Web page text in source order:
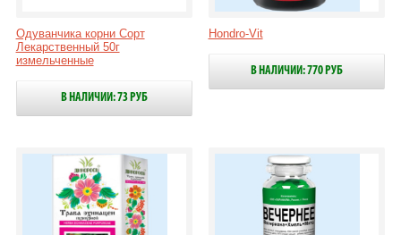
Одуванчика корни Сорт
Лекарственный 50г
измельченные
В НАЛИЧИИ: 73 РУБ
Hondro-Vit
В НАЛИЧИИ: 770 РУБ